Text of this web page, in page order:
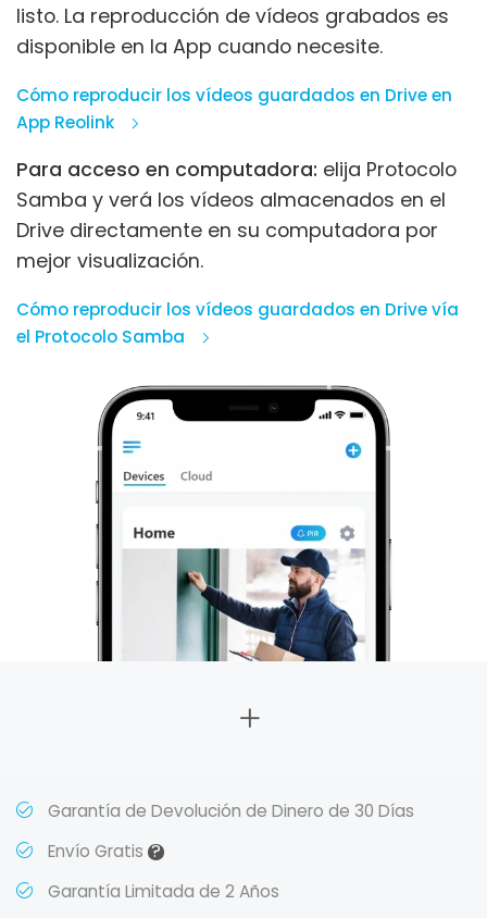
listo. La reproducción de vídeos grabados es
disponible en la App cuando necesite.
Cómo reproducir los vídeos guardados en Drive en
App Reolink
Para acceso en computadora: elija Protocolo
Samba y verá los vídeos almacenados en el
Drive directamente en su computadora por
mejor visualización.
Cómo reproducir los vídeos guardados en Drive vía
el Protocolo Samba
Garantía de Devolución de Dinero de 30 Días
Envío Gratis ?
Garantía Limitada de 2 Años